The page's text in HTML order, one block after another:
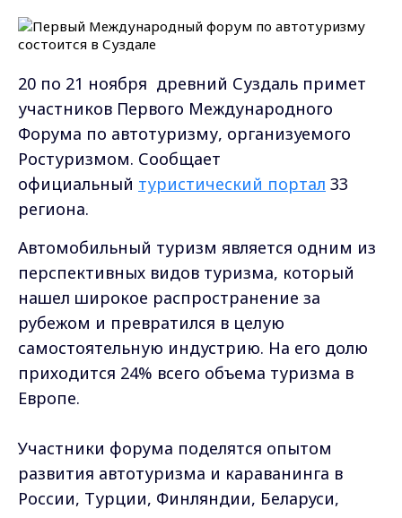
20 по 21 ноября древний Суздаль примет
участников Первого Международного
Форума по автотуризму, организуемого
Ростуризмом. Сообщает
официальный туристический портал 33
региона.
Автомобильный туризм является одним из
перспективных видов туризма, который
нашел широкое распространение за
рубежом и превратился в целую
самостоятельную индустрию. На его долю
приходится 24% всего объема туризма в
Европе.
Участники форума поделятся опытом
развития автотуризма и караванинга в
России, Турции, Финляндии, Беларуси,